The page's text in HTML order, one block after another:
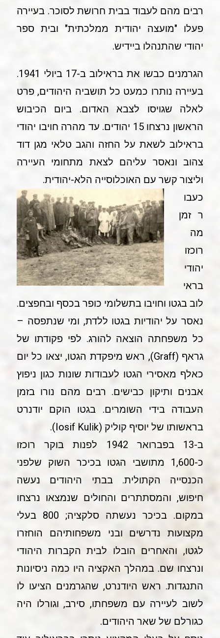
רבים מהם לעבוד בבית חרושת לסוכר. בעיירה
פעלו "מועצה יהודית ממלכתית" ובית ספר
יהודי שהתנהלו ביידיש.
הגרמנים כבשו את בראילוב ב-17 ביולי 1941.
בעיירה נותרו כמעט כל תושביה היהודים, פרט
לאלה שגויסו לצבא האדום. ביום הכיבוש
הראשון נרצחו 15 יהודים. עד מהרה חויבו יהודי
בראילוב לשאת על החזה והגב טלאי מגן דוד
צהוב ונאסר עליהם לצאת מתחומי העיירה
וליצור קשר עם האוכלוסייה הלא-יהודית.
כעבו
ר זמן
מה
רוכזו
יהודי
בראי
לוב בגטו וחויבו בתשלומי כופר בכסף ובחפצים.
נאסר על יהודיות בגטו ללדת, ומי שנתפסה –
כל משפחתה הוצאה להורג. לפי פקודתו של
גראף (Graff), ראש מיפקדת הגטו, יצאו כל יום
כאלף מאסירי הגטו לעבודות שונות כגון ניפוץ
אבנים ותיקון כבישים. רבים מהם נורו בזמן
העבודה בידי השומרים. בגטו הוקם יודנרט
בראשותו של יוסיף קוליק (Iosif Kulik).
ב-13 בפברואר 1942 לפנות בוקר רוכזו
כ-1,600 מתושבי הגטו בכיכר השוק שלפני
הכנסייה הקתולית. בבתי היהודים נעשה
חיפוש, והמסתתרים והחולים שנמצאו נרצחו
במקום. בכיכר נעשתה סלקציה; 800 בעלי
מקצועות נדרשים ובני משפחותיהם הוחזרו
לגטו, והאחרים הובלו לבית הקברות היהודי
ונרצחו שם. במהלך האקציה היו כמה ניסיונות
התנגדות. ראש היודנרט, שהגרמנים הציעו לו
לשוב לעיירה עם משפחתו, סירב, וגורלו היה
כגורלם של שאר היהודים.